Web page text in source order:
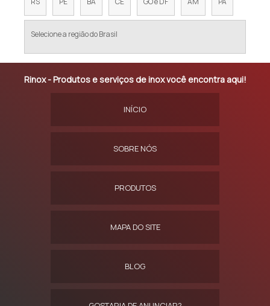
Selecione a região do Brasil
Rinox - Produtos e serviços de inox você encontra aqui!
INÍCIO
SOBRE NÓS
PRODUTOS
MAPA DO SITE
BLOG